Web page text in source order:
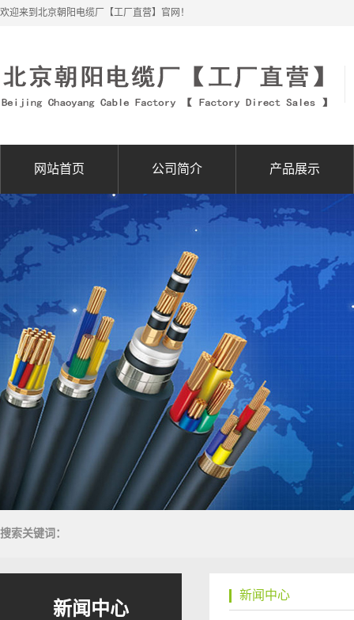
欢迎来到北京朝阳电缆厂【工厂直营】官网！
网站首页 公司简介 产品展示
搜索关键词：
新闻中心
新闻中心